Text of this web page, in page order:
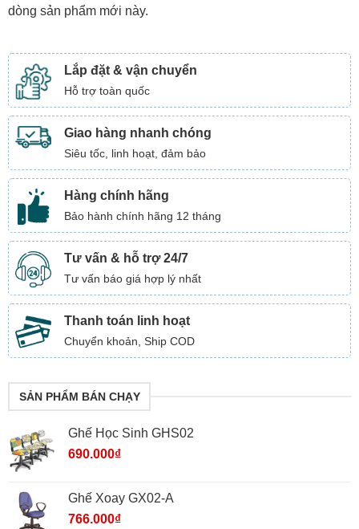
dòng sản phẩm mới này.
Lắp đặt & vận chuyển
Hỗ trợ toàn quốc
Giao hàng nhanh chóng
Siêu tốc, linh hoạt, đảm bảo
Hàng chính hãng
Bảo hành chính hãng 12 tháng
Tư vấn & hỗ trợ 24/7
Tư vấn báo giá hợp lý nhất
Thanh toán linh hoạt
Chuyển khoản, Ship COD
SẢN PHẨM BÁN CHẠY
Ghế Học Sinh GHS02
690.000₫
Ghế Xoay GX02-A
766.000₫